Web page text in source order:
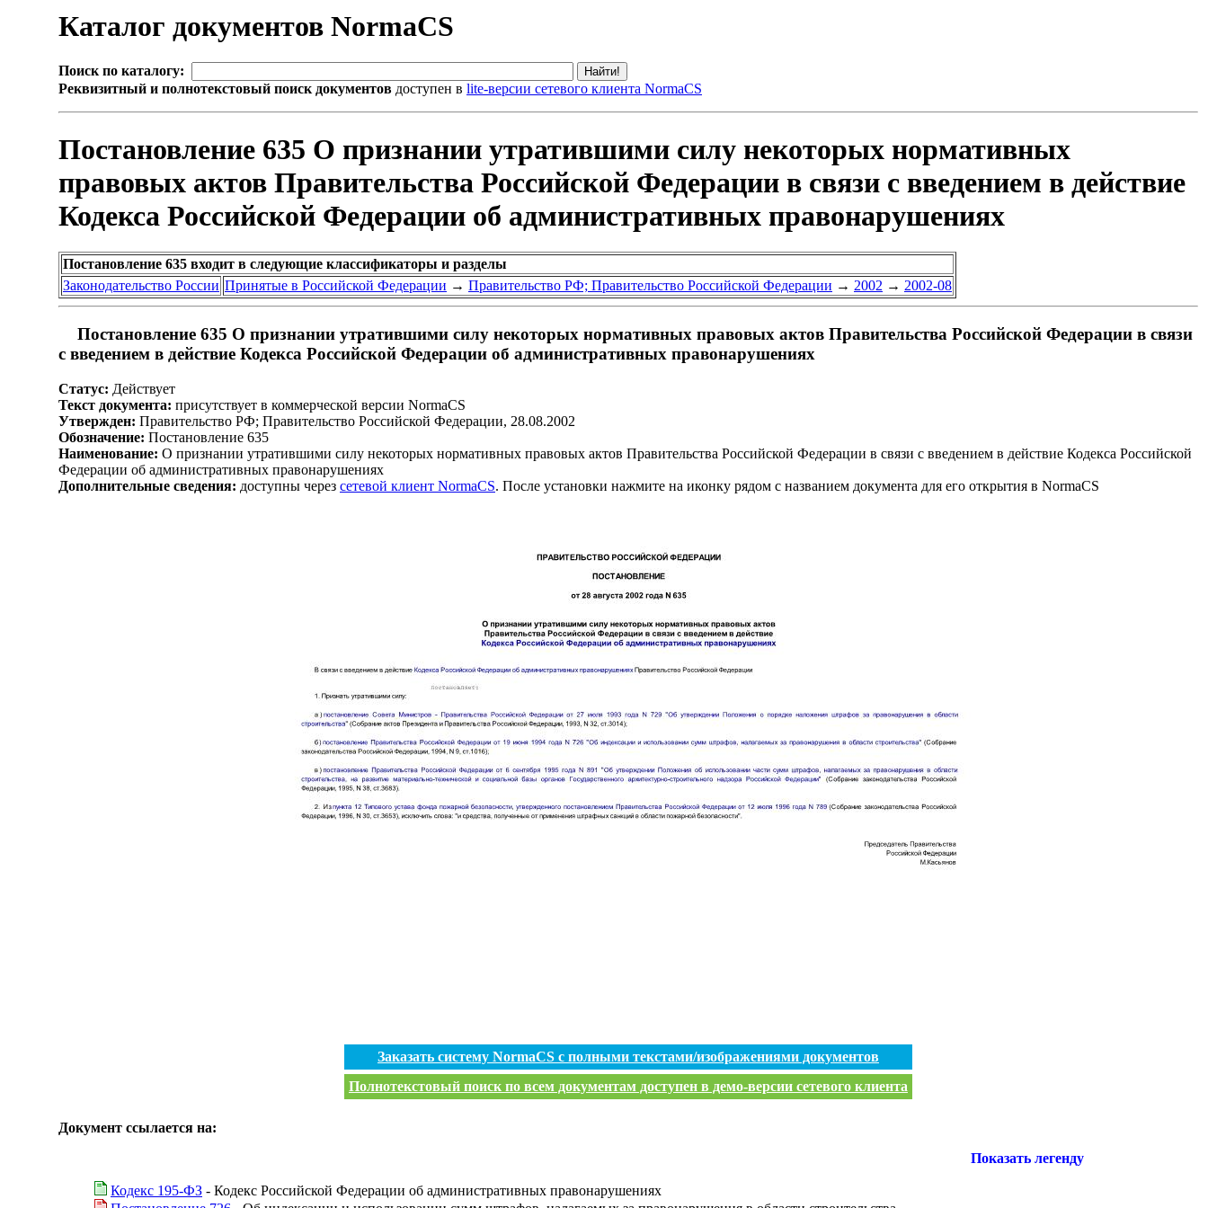
Каталог документов NormaCS
Поиск по каталогу:
Реквизитный и полнотекстовый поиск документов доступен в lite-версии сетевого клиента NormaCS
Постановление 635 О признании утратившими силу некоторых нормативных
правовых актов Правительства Российской Федерации в связи с введением в действие
Кодекса Российской Федерации об административных правонарушениях
Постановление 635 входит в следующие классификаторы и разделы
Законодательство России Принятые в Российской Федерации → Правительство РФ; Правительство Российской Федерации → 2002 → 2002-08
Постановление 635 О признании утратившими силу некоторых нормативных правовых актов Правительства Российской Федерации в связи
с введением в действие Кодекса Российской Федерации об административных правонарушениях
Статус: Действует
Текст документа: присутствует в коммерческой версии NormaCS
Утвержден: Правительство РФ; Правительство Российской Федерации, 28.08.2002
Обозначение: Постановление 635
Наименование: О признании утратившими силу некоторых нормативных правовых актов Правительства Российской Федерации в связи с введением в действие Кодекса Российской
Федерации об административных правонарушениях
Дополнительные сведения: доступны через сетевой клиент NormaCS. После установки нажмите на иконку рядом с названием документа для его открытия в NormaCS
Заказать систему NormaCS с полными текстами/изображениями документов
Полнотекстовый поиск по всем документам доступен в демо-версии сетевого клиента
Документ ссылается на:
Показать легенду
Кодекс 195-ФЗ - Кодекс Российской Федерации об административных правонарушениях